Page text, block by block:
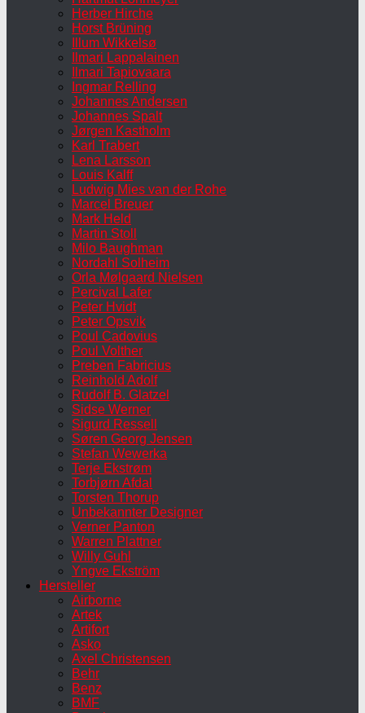
Herber Hirche
Horst Brüning
Illum Wikkelsø
Ilmari Lappalainen
Ilmari Tapiovaara
Ingmar Relling
Johannes Andersen
Johannes Spalt
Jørgen Kastholm
Karl Trabert
Lena Larsson
Louis Kalff
Ludwig Mies van der Rohe
Marcel Breuer
Mark Held
Martin Stoll
Milo Baughman
Nordahl Solheim
Orla Mølgaard Nielsen
Percival Lafer
Peter Hvidt
Peter Opsvik
Poul Cadovius
Poul Volther
Preben Fabricius
Reinhold Adolf
Rudolf B. Glatzel
Sidse Werner
Sigurd Ressell
Søren Georg Jensen
Stefan Wewerka
Terje Ekstrøm
Torbjørn Afdal
Torsten Thorup
Unbekannter Designer
Verner Panton
Warren Plattner
Willy Guhl
Yngve Ekström
Hersteller
Airborne
Artek
Artifort
Asko
Axel Christensen
Behr
Benz
BMF